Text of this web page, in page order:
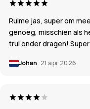
Ruime jas, super om
genoeg, misschien als
trui onder dragen!
Johan 21 apr 2026